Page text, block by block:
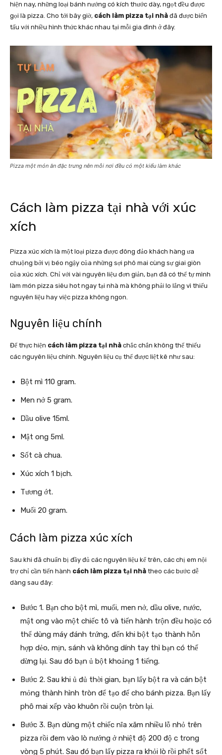
hiện nay, những loại bánh nướng có kích thước dày, ngọt đều được
gọi là pizza. Cho tới bây giờ, cách làm pizza tại nhà đã được biến
tấu với nhiều hình thức khác nhau tại mỗi gia đình ở đây.
Pizza một món ăn đặc trưng nên mỗi nơi đều có một kiểu làm khác
Cách làm pizza tại nhà với xúc
xích
Pizza xúc xích là một loại pizza được đông đảo khách hàng ưa
chuộng bởi vị béo ngậy của những sợi phô mai cùng sự giai giòn
của xúc xích. Chỉ với vài nguyên liệu đơn giản, bạn đã có thể tự mình
làm món pizza siêu hot ngay tại nhà mà không phải lo lắng vì thiếu
nguyên liệu hay việc pizza không ngon.
Nguyên liệu chính
Để thực hiện cách làm pizza tại nhà chắc chắn không thể thiếu
các nguyên liệu chính. Nguyên liệu cụ thể được liệt kê như sau:
Bột mì 110 gram.
Men nở 5 gram.
Dầu olive 15ml.
Mật ong 5ml.
Sốt cà chua.
Xúc xích 1 bịch.
Tương ớt.
Muối 20 gram.
Cách làm pizza xúc xích
Sau khi đã chuẩn bị đầy đủ các nguyên liệu kể trên, các chị em nội
trợ chỉ cần tiến hành cách làm pizza tại nhà theo các bước dễ
dàng sau đây:
Bước 1. Bạn cho bột mì, muối, men nở, dầu olive, nước,
mật ong vào một chiếc tô và tiến hành trộn đều hoặc có
thể dùng máy đánh trứng, đến khi bột tạo thành hỗn
hợp dẻo, mịn, sánh và không dính tay thì bạn có thể
dừng lại. Sau đó bạn ủ bột khoảng 1 tiếng.
Bước 2. Sau khi ủ đủ thời gian, bạn lấy bột ra và cán bột
mỏng thành hình tròn để tạo đế cho bánh pizza. Bạn lấy
phô mai xếp vào khuôn rồi cuộn tròn lại.
Bước 3. Bạn dùng một chiếc nĩa xăm nhiều lỗ nhỏ trên
pizza rồi đem vào lò nướng ở nhiệt độ 200 độ c trong
vòng 5 phút. Sau đó bạn lấy pizza ra khỏi lò rồi phết sốt